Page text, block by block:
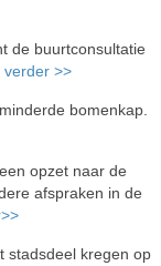
de buurtconsultatie
verder >>
bomenkap.
opzet naar de
afspraken in de
stadsdeel kregen op